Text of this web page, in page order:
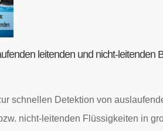
leitenden und nicht-leitenden
schnellen Detektion von
nicht-leitenden Flüssigkeiten in